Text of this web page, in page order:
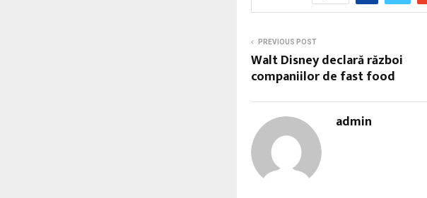
PREVIOUS POST
Walt Disney declară război
companiilor de fast food
admin